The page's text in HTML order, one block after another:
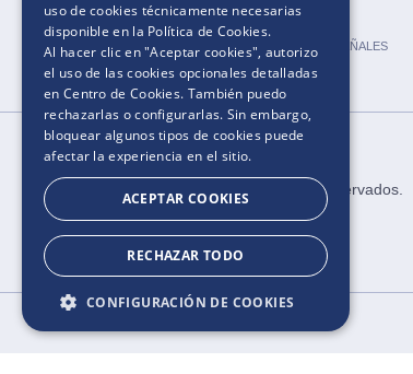
FERTILIDAD
CALCULADORA DE PAÑALES
NOMBRES DE BEBÉS
2025.​​ ​Todos los derechos reservados​.​
uso de cookies técnicamente necesarias
disponible en la Política de Cookies.
Al hacer clic en "Aceptar cookies", autorizo
el uso de las cookies opcionales detalladas
en Centro de Cookies. También puedo
rechazarlas o configurarlas. Sin embargo,
bloquear algunos tipos de cookies puede
afectar la experiencia en el sitio.
ACEPTAR COOKIES
RECHAZAR TODO
CONFIGURACIÓN DE COOKIES